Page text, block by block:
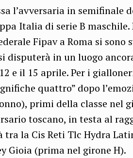
l’avversaria in semifinale
Italia di serie B
Fipav a Roma si
disputerà in un luogo
e il 15 aprile. Per i
quattro” dopo
primi della classe nel
toscano, in testa al
tra la Cis Reti Tlc Hydra
Gioia (prima nel girone H).